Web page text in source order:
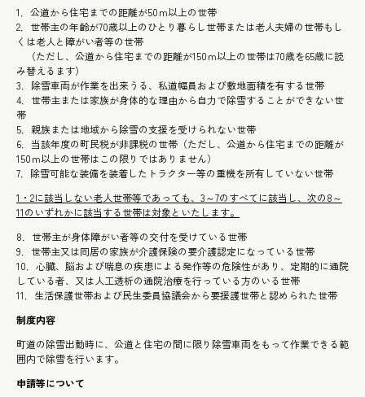
1．公道から住宅までの距離が50ｍ以上の世帯
2．世帯主の年齢が70歳以上のひとり暮らし世帯または老人夫婦の世帯もし
くは老人と障がい者等の世帯
（ただし、公道から住宅までの距離が150ｍ以上の世帯は70歳を65歳に読
み替えるます）
3．除雪車両が作業を出来うる、私道幅員および敷地面積を有する世帯
4．世帯主または家族が身体的な理由から自力で除雪することができない世
帯
5．親族または地域から除雪の支援を受けられない世帯
6．当該年度の町民税が非課税の世帯（ただし、公道から住宅までの距離が
150ｍ以上の世帯はこの限りではありません）
7．除雪可能な装備を装着したトラクター等の重機を所有していない世帯
1・2に該当しない老人世帯等であっても、3～7のすべてに該当し、次の8～
11のいずれかに該当する世帯は対象といたします。
8．世帯主が身体障がい者等の交付を受けている世帯
9．世帯主又は同居の家族が介護保険の要介護認定になっている世帯
10．心臓、脳および喘息の疾患による発作等の危険性があり、定期的に通院
している者、又は人工透析の通院治療を行っている方のいる世帯
11．生活保護世帯および民生委員協議会から要援護世帯と認められた世帯
制度内容
町道の除雪出動時に、公道と住宅の間に限り除雪車両をもって作業できる範
囲内で除雪を行います。
申請等について